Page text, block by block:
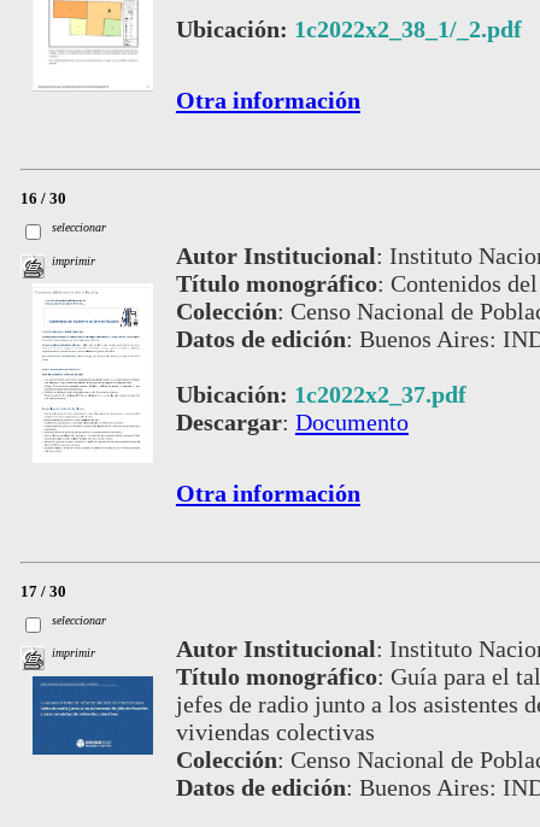
Ubicación: 1c2022x2_38_1/_2.pdf
Otra información
16 / 30
seleccionar
imprimir Autor Institucional: Instituto
Título monográfico: Contenidos
Colección: Censo Nacional de
Datos de edición: Buenos Aires:
Ubicación: 1c2022x2_37.pdf
Descargar: Documento
Otra información
17 / 30
seleccionar
imprimir Autor Institucional: Instituto
Título monográfico: Guía para el
jefes de radio junto a los asistentes
viviendas colectivas
Colección: Censo Nacional de
Datos de edición: Buenos Aires: